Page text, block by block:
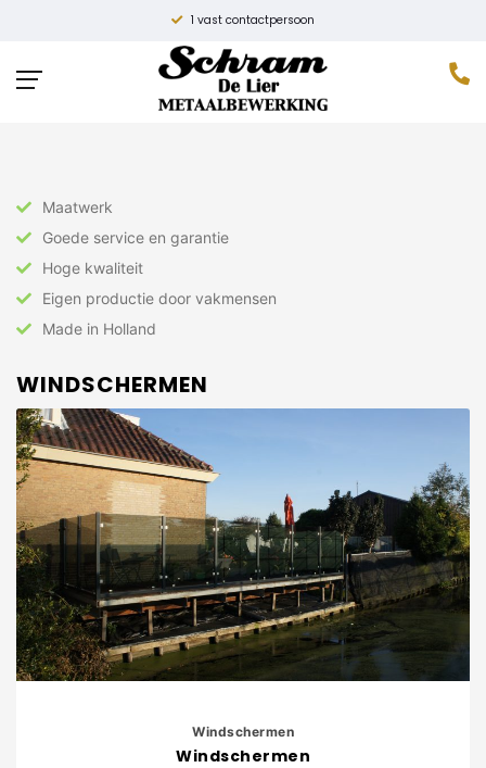
1 vast contactpersoon
» Windschermen
Maatwerk
Goede service en garantie
Hoge kwaliteit
Eigen productie door vakmensen
Made in Holland
WINDSCHERMEN
Windschermen
Windschermen